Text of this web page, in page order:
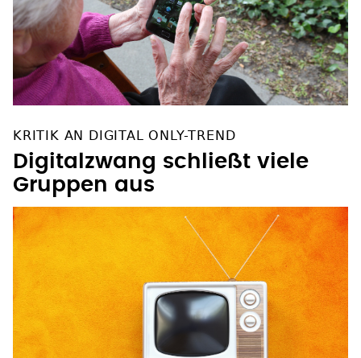
KRITIK AN DIGITAL ONLY-TREND
Digitalzwang schließt viele
Gruppen aus